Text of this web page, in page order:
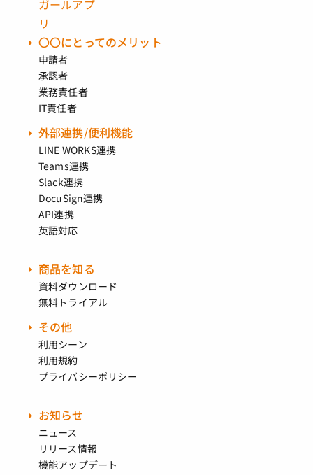
〇〇にとってのメリット
申請者
承認者
業務責任者
IT責任者
外部連携/便利機能
LINE WORKS連携
Teams連携
Slack連携
DocuSign連携
API連携
英語対応
商品を知る
資料ダウンロード
無料トライアル
その他
利用シーン
利用規約
プライバシーポリシー
お知らせ
ニュース
リリース情報
機能アップデート